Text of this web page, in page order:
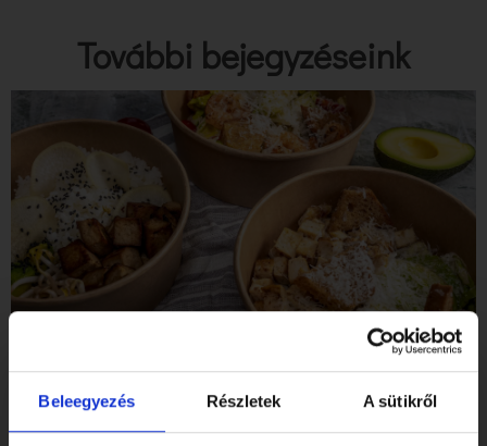
Beleegyezés Részletek A sütikről
További bejegyzéseink
Tibidabo Gluténmentes Étterem & Pékség a SZIGET
Elolvasom